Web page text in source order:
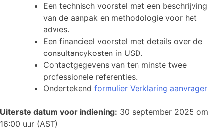
Een technisch voorstel met een beschrijving
van de aanpak en methodologie voor het
advies.
Een financieel voorstel met details over de
consultancykosten in USD.
Contactgegevens van ten minste twee
professionele referenties.
Ondertekend formulier Verklaring aanvrager
Uiterste datum voor indiening: 30 september 2025 om
16:00 uur (AST)